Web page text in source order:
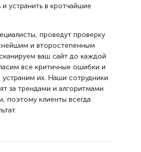
устранить в кротчайшие
проведут проверку
и второстепенным
ваш сайт до каждой
все критичные ошибки и
их. Наши сотрудники
за трендами и алгоритмами
поэтому клиенты всегда